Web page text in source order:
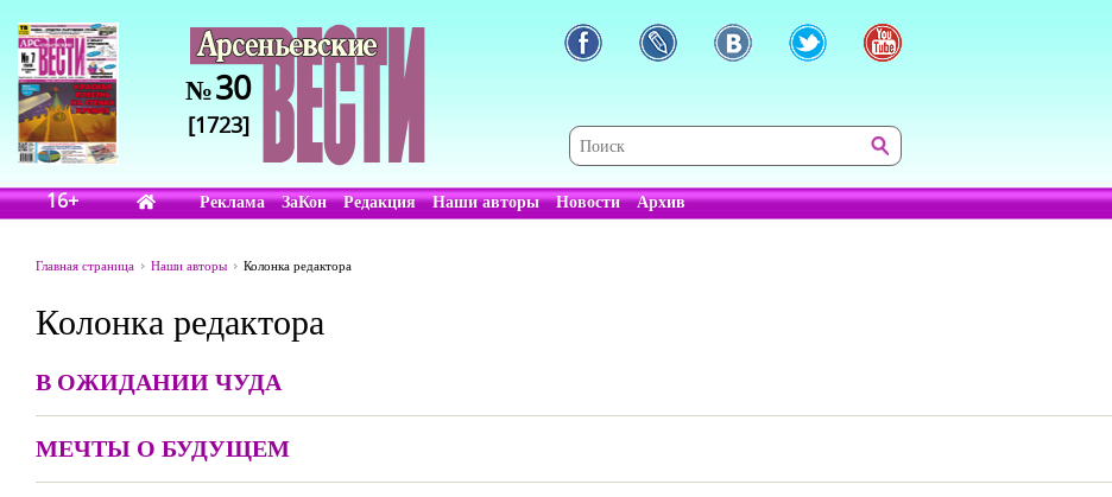
№30
[1723]
16+ Реклама ЗаКон Редакция Наши авторы Новости Архив
Главная страница Наши авторы Колонка редактора
Колонка редактора
В ОЖИДАНИИ ЧУДА
МЕЧТЫ О БУДУЩЕМ